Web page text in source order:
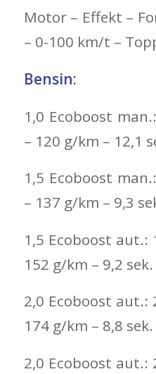
Motor – Effekt –
– 0-100 km/t –
Bensin:
1,0 Ecoboost
– 120 g/km – 12,1
1,5 Ecoboost
– 137 g/km – 9,3
1,5 Ecoboost aut.:
152 g/km – 9,2
2,0 Ecoboost aut.:
174 g/km – 8,8
2,0 Ecoboost aut.: